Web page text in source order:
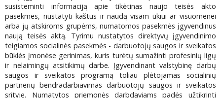
susisteminti informaciją apie tikėtinas naujo teisės akto
pasekmes, nustatyti kaštus ir naudą visam ūkiui ar visuomenei
arba jų atskiroms grupėms, numatomos pasekmės įgyvendinus
naują teisės aktą. Tyrimu nustatytos direktyvų įgyvendinimo
teigiamos socialinės pasekmės - darbuotojų saugos ir sveikatos
būklės įmonėse gerinimas, kuris turėtų sumažinti profesinių ligų
ir nelaimingų atsitikimų darbe. Įgyvendinant valstybinę darbų
saugos ir sveikatos programą toliau plėtojamas socialinių
partnerių bendradarbiavimas darbuotojų saugos ir sveikatos
srityje. Numatytos priemonės darbdaviams padės užtikrinti